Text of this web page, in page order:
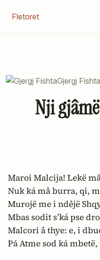
Fletoret
Gjergj Fishta
Nji
Maroi Malcija! Lekë
Nuk ká mâ burra, qi,
Murojë me i ndêjë
Mbas sodit s’ká pse
Malcori â thye: e, i
Pá Atme sod ká